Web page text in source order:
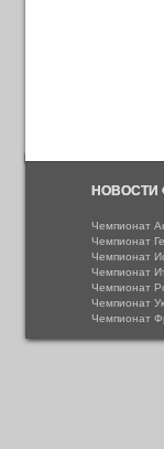
НОВОСТИ
Чемпионат
Чемпионат
Чемпионат
Чемпионат
Чемпионат
Чемпионат
Чемпионат